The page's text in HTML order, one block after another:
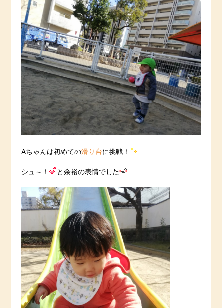
Aちゃんは初めての滑り台に挑戦！
シュ～！ と余裕の表情でした